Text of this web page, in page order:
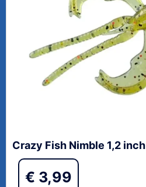
Crazy Fish Nimble 1,2 inch
€ 3,99